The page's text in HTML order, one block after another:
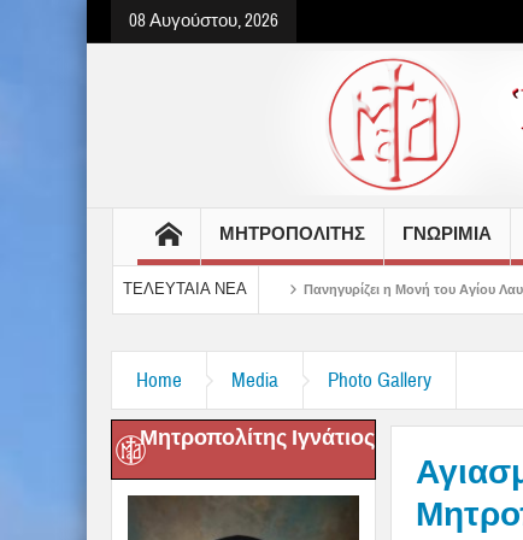
08 Αυγούστου, 2026
ΜΗΤΡΟΠΟΛΙΤΗΣ ΓΝΩΡΙΜΙΑ
ΤΕΛΕΥΤΑΙΑ ΝΕΑ
Πανηγυρίζει η Μονή του Αγίου Λαυρεντίου
Home Media Photo Gallery
Μητροπολίτης Ιγνάτιος